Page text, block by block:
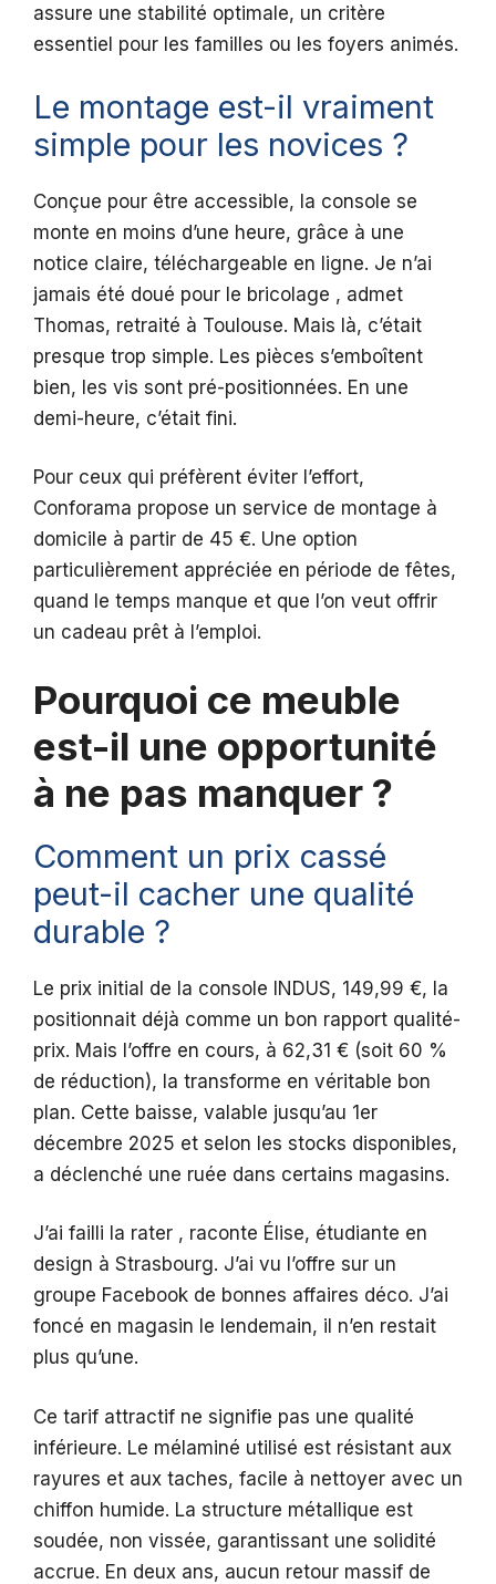
assure une stabilité optimale, un critère
essentiel pour les familles ou les foyers animés.
Le montage est-il vraiment
simple pour les novices ?
Conçue pour être accessible, la console se
monte en moins d’une heure, grâce à une
notice claire, téléchargeable en ligne. Je n’ai
jamais été doué pour le bricolage , admet
Thomas, retraité à Toulouse. Mais là, c’était
presque trop simple. Les pièces s’emboîtent
bien, les vis sont pré-positionnées. En une
demi-heure, c’était fini.
Pour ceux qui préfèrent éviter l’effort,
Conforama propose un service de montage à
domicile à partir de 45 €. Une option
particulièrement appréciée en période de fêtes,
quand le temps manque et que l’on veut offrir
un cadeau prêt à l’emploi.
Pourquoi ce meuble
est-il une opportunité
à ne pas manquer ?
Comment un prix cassé
peut-il cacher une qualité
durable ?
Le prix initial de la console INDUS, 149,99 €, la
positionnait déjà comme un bon rapport qualité-
prix. Mais l’offre en cours, à 62,31 € (soit 60 %
de réduction), la transforme en véritable bon
plan. Cette baisse, valable jusqu’au 1er
décembre 2025 et selon les stocks disponibles,
a déclenché une ruée dans certains magasins.
J’ai failli la rater , raconte Élise, étudiante en
design à Strasbourg. J’ai vu l’offre sur un
groupe Facebook de bonnes affaires déco. J’ai
foncé en magasin le lendemain, il n’en restait
plus qu’une.
Ce tarif attractif ne signifie pas une qualité
inférieure. Le mélaminé utilisé est résistant aux
rayures et aux taches, facile à nettoyer avec un
chiffon humide. La structure métallique est
soudée, non vissée, garantissant une solidité
accrue. En deux ans, aucun retour massif de